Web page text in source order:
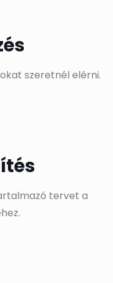
szeretnél elérni.
tervet a